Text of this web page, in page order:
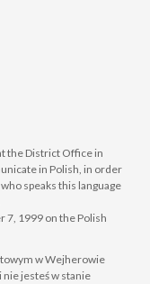
the District Office in
in Polish, in order
speaks this language
7, 1999 on the Polish
w Wejherowie
nie jesteś w stanie